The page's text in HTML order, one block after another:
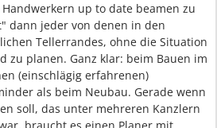
up to date beamen zu
dann jeder von denen in den
Tellerrandes, ohne die Situation
zu planen. Ganz klar: beim Bauen im
(einschlägig erfahrenen)
als beim Neubau. Gerade wenn
soll, das unter mehreren Kanzlern